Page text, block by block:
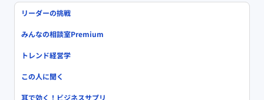
リーダーの挑戦
みんなの相談室Premium
トレンド経営学
この人に聞く
耳で効く！ビジネスサプリ